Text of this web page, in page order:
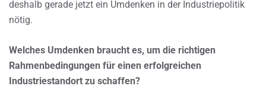
deshalb gerade jetzt ein Umdenken in der Industriepolitik
nötig.
Welches Umdenken braucht es, um die richtigen
Rahmenbedingungen für einen erfolgreichen
Industriestandort zu schaffen?